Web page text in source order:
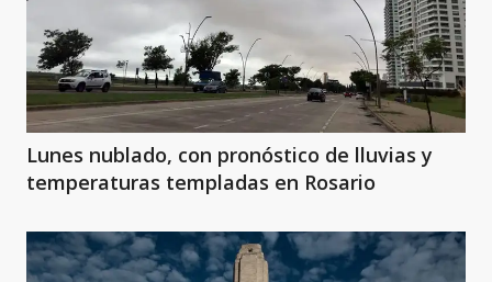
Lunes nublado, con pronóstico de lluvias y
temperaturas templadas en Rosario